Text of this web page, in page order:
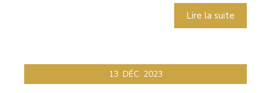
Lire la suite
13 DÉC 2023